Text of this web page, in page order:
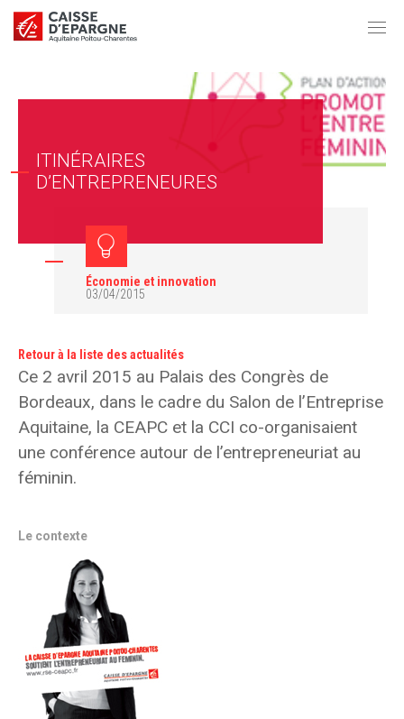
ITINÉRAIRES
D’ENTREPRENEURES
Économie et innovation
03/04/2015
Retour à la liste des actualités
Ce 2 avril 2015 au Palais des Congrès de
Bordeaux, dans le cadre du Salon de l’Entreprise
Aquitaine, la CEAPC et la CCI co-organisaient
une conférence autour de l’entrepreneuriat au
féminin.
Le contexte